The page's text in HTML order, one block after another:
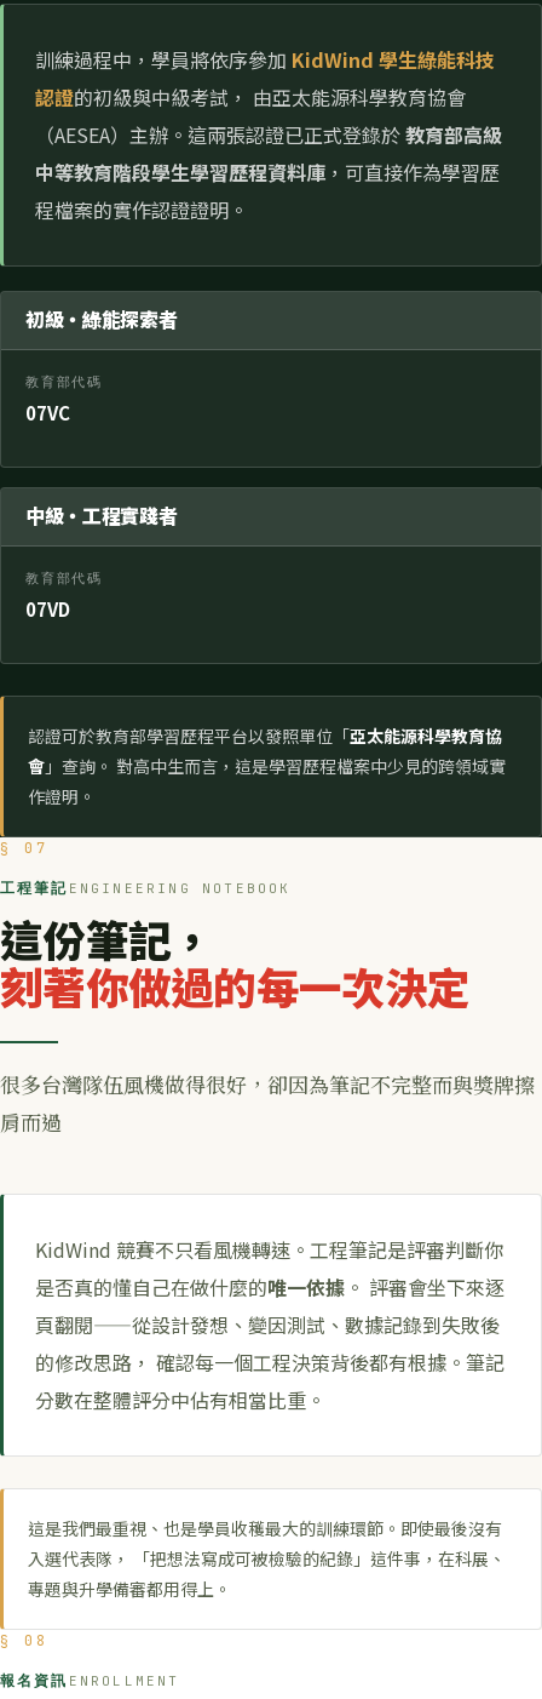
訓練過程中，學員將依序參加 KidWind 學生綠能科技
認證的初級與中級考試， 由亞太能源科學教育協會
（AESEA）主辦。這兩張認證已正式登錄於教育部高級
中等教育階段學生學習歷程資料庫 ，可直接作為學習歷
程檔案的實作認證證明。
初級・綠能探索者
教育部代碼
07VC
中級・工程實踐者
教育部代碼
07VD
認證可於教育部學習歷程平台以發照單位「亞太能源科學教育協
會 」查詢。 對高中生而言，這是學習歷程檔案中少見的跨領域實
作證明。
§ 07
工程筆記 ENGINEERING NOTEBOOK
這份筆記，
刻著你做過的每一次決定
很多台灣隊伍風機做得很好，卻因為筆記不完整而與獎牌擦
肩而過
KidWind 競賽不只看風機轉速。工程筆記是評審判斷你
是否真的懂自己在做什麼的唯一依據 。 評審會坐下來逐
頁翻閱——從設計發想、變因測試、數據記錄到失敗後
的修改思路， 確認每一個工程決策背後都有根據。筆記
分數在整體評分中佔有相當比重。
這是我們最重視、也是學員收穫最大的訓練環節。即使最後沒有
入選代表隊， 「把想法寫成可被檢驗的紀錄」這件事，在科展、
專題與升學備審都用得上。
§ 08
報名資訊 ENROLLMENT